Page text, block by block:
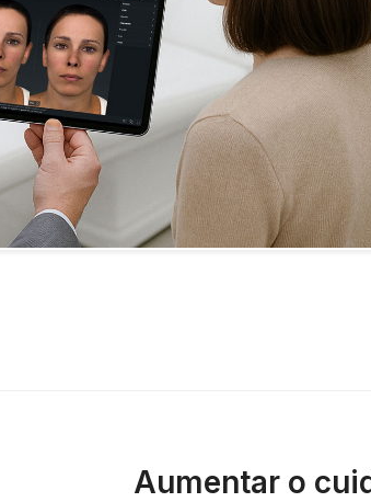
Aumentar o